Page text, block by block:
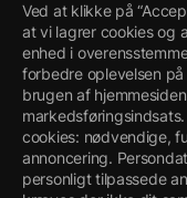
Ved at klikke på
at vi lagrer cookies og
enhed i
forbedre oplevelsen
brugen af
cookies: nødvendige,
annoncering.
personligt tilpassede